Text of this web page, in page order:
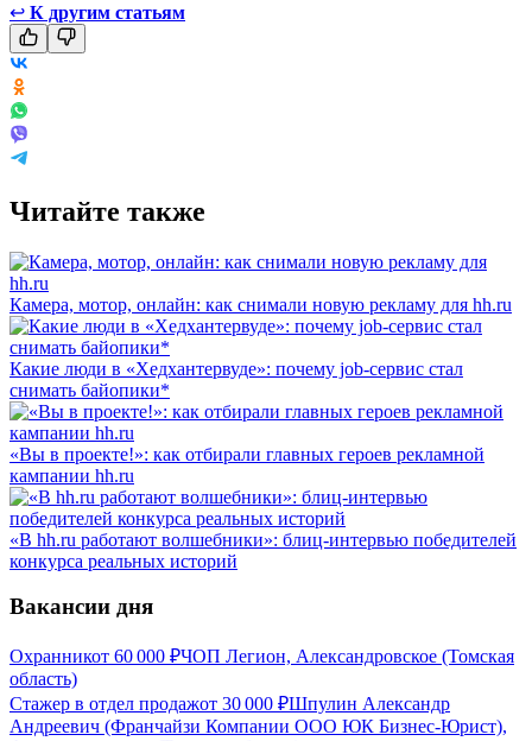
↩ К другим статьям
Читайте также
Камера, мотор, онлайн: как снимали новую рекламу для hh.ru
Какие люди в «Хедхантервуде»: почему job-сервис стал
снимать байопики*
«Вы в проекте!»: как отбирали главных героев рекламной
кампании hh.ru
«В hh.ru работают волшебники»: блиц-интервью победителей
конкурса реальных историй
Вакансии дня
Охранникот 60 000 ₽ЧОП Легион, Александровское (Томская
область)
Стажер в отдел продажот 30 000 ₽Шпулин Александр
Андреевич (Франчайзи Компании ООО ЮК Бизнес-Юрист),